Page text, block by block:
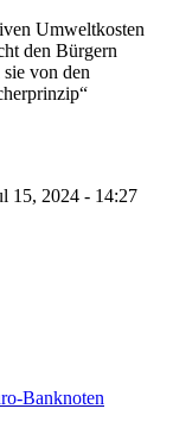
Umweltkosten
den Bürgern
von den
15, 2024 - 14:27
Banknoten